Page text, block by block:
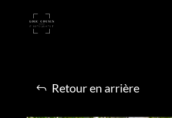
Retour en arrière